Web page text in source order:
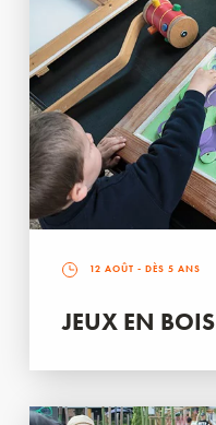
12 AOÛT - DÈS 5 ANS
JEUX EN BOIS